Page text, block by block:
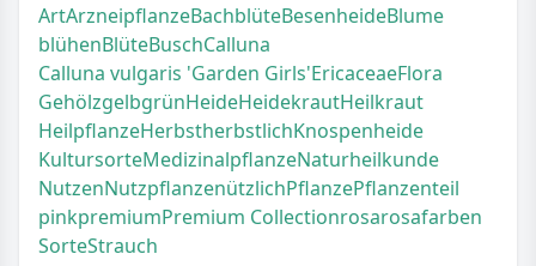
ArtArzneipflanzeBachblüteBesenheideBlume
blühenBlüteBuschCalluna
Calluna vulgaris 'Garden Girls'EricaceaeFlora
GehölzgelbgrünHeideHeidekrautHeilkraut
HeilpflanzeHerbstherbstlichKnospenheide
KultursorteMedizinalpflanzeNaturheilkunde
NutzenNutzpflanzenützlichPflanzePflanzenteil
pinkpremiumPremium Collectionrosarosafarben
SorteStrauch